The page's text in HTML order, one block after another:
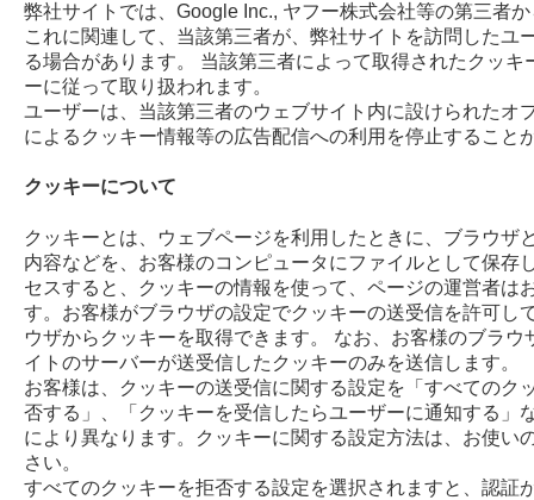
弊社サイトでは、Google Inc., ヤフー株式会社等の第三者
これに関連して、当該第三者が、弊社サイトを訪問したユ
る場合があります。 当該第三者によって取得されたクッ
ーに従って取り扱われます。
ユーザーは、当該第三者のウェブサイト内に設けられたオ
によるクッキー情報等の広告配信への利用を停止すること
クッキーについて
クッキーとは、ウェブページを利用したときに、ブラウザ
内容などを、お客様のコンピュータにファイルとして保存
セスすると、クッキーの情報を使って、ページの運営者は
す。お客様がブラウザの設定でクッキーの送受信を許可し
ウザからクッキーを取得できます。 なお、お客様のブラ
イトのサーバーが送受信したクッキーのみを送信します。
お客様は、クッキーの送受信に関する設定を「すべてのク
否する」、「クッキーを受信したらユーザーに通知する」
により異なります。クッキーに関する設定方法は、お使い
さい。
すべてのクッキーを拒否する設定を選択されますと、認証